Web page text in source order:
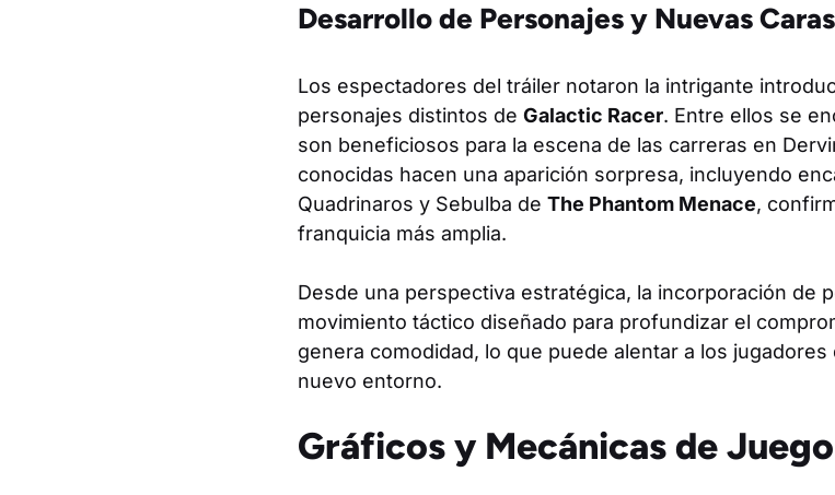
Desarrollo de Personajes y Nuevas Caras
Los espectadores del tráiler notaron la intrigante
personajes distintos de Galactic Racer. Entre ellos se
son beneficiosos para la escena de las carreras en
conocidas hacen una aparición sorpresa, incluyendo
Quadrinaros y Sebulba de The Phantom Menace,
franquicia más amplia.
Desde una perspectiva estratégica, la incorporación de
movimiento táctico diseñado para profundizar el
genera comodidad, lo que puede alentar a los
nuevo entorno.
Gráficos y Mecánicas de Juego